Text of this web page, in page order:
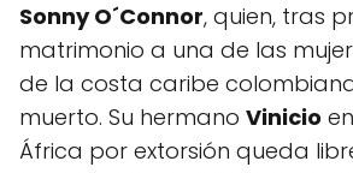
Sonny O´Connor, quien, tras
matrimonio a una de las
de la costa caribe
muerto. Su hermano Vinicio
África por extorsión queda